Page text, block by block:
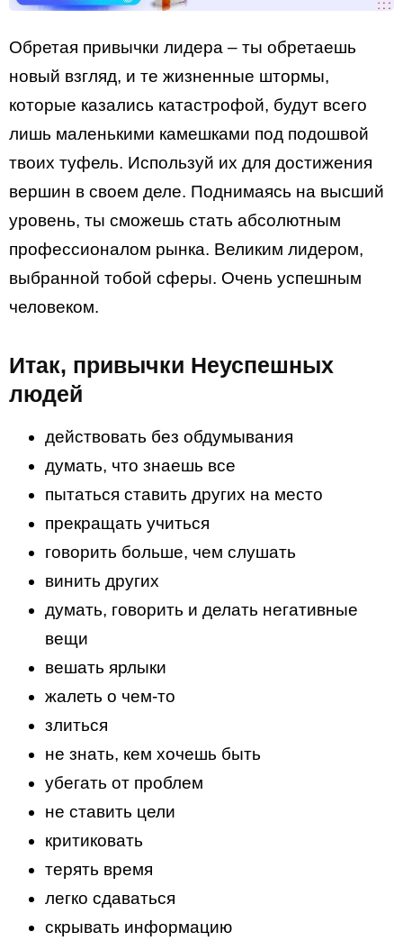
Обретая привычки лидера – ты обретаешь
новый взгляд, и те жизненные штормы,
которые казались катастрофой, будут всего
лишь маленькими камешками под подошвой
твоих туфель. Используй их для достижения
вершин в своем деле. Поднимаясь на высший
уровень, ты сможешь стать абсолютным
профессионалом рынка. Великим лидером,
выбранной тобой сферы. Очень успешным
человеком.
Итак, привычки Неуспешных
людей
действовать без обдумывания
думать, что знаешь все
пытаться ставить других на место
прекращать учиться
говорить больше, чем слушать
винить других
думать, говорить и делать негативные
вещи
вешать ярлыки
жалеть о чем-то
злиться
не знать, кем хочешь быть
убегать от проблем
не ставить цели
критиковать
терять время
легко сдаваться
скрывать информацию